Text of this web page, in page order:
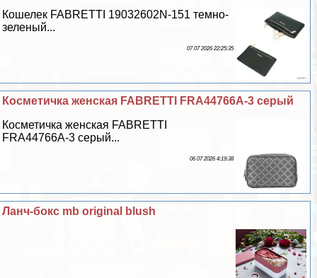
Кошелек FABRETTI 19032602N-151 темно-
зеленый...
07 07 2026 22:25:35
Косметичка женская FABRETTI FRA44766A-3 серый
Косметичка женская FABRETTI
FRA44766A-3 серый...
06 07 2026 4:19:38
Ланч-бокс mb original blush